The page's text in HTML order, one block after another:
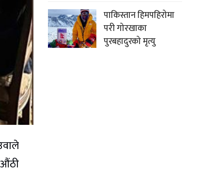
पाकिस्तान हिमपहिरोमा
परी गोरखाका
पुरबहादुरको मृत्यु